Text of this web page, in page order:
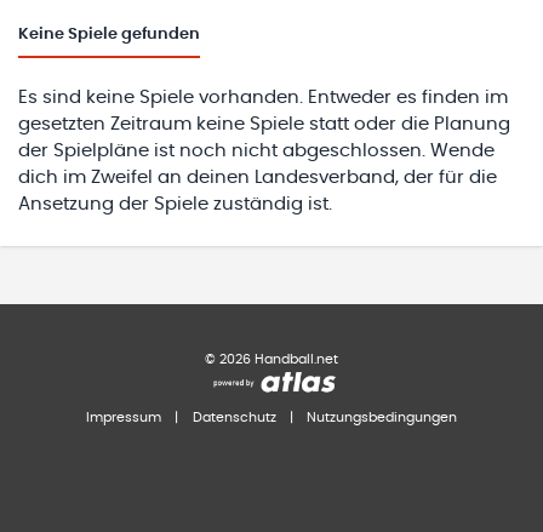
Keine Spiele gefunden
Es sind keine Spiele vorhanden. Entweder es finden im
gesetzten Zeitraum keine Spiele statt oder die Planung
der Spielpläne ist noch nicht abgeschlossen. Wende
dich im Zweifel an deinen Landesverband, der für die
Ansetzung der Spiele zuständig ist.
© 2026 Handball.net
Impressum Datenschutz Nutzungsbedingungen